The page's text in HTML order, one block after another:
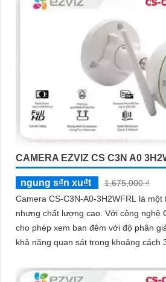
CAMERA EZVIZ CS C3N A0
ngung s₫n xu₫t
1,675,000 ₫
Camera CS-C3N-A0-3H2WFRL là
nhưng chất lượng cao. Với công nghệ CMOS, camera này
cho phép xem ban đêm với độ phân
khả năng quan sát trong khoảng cách